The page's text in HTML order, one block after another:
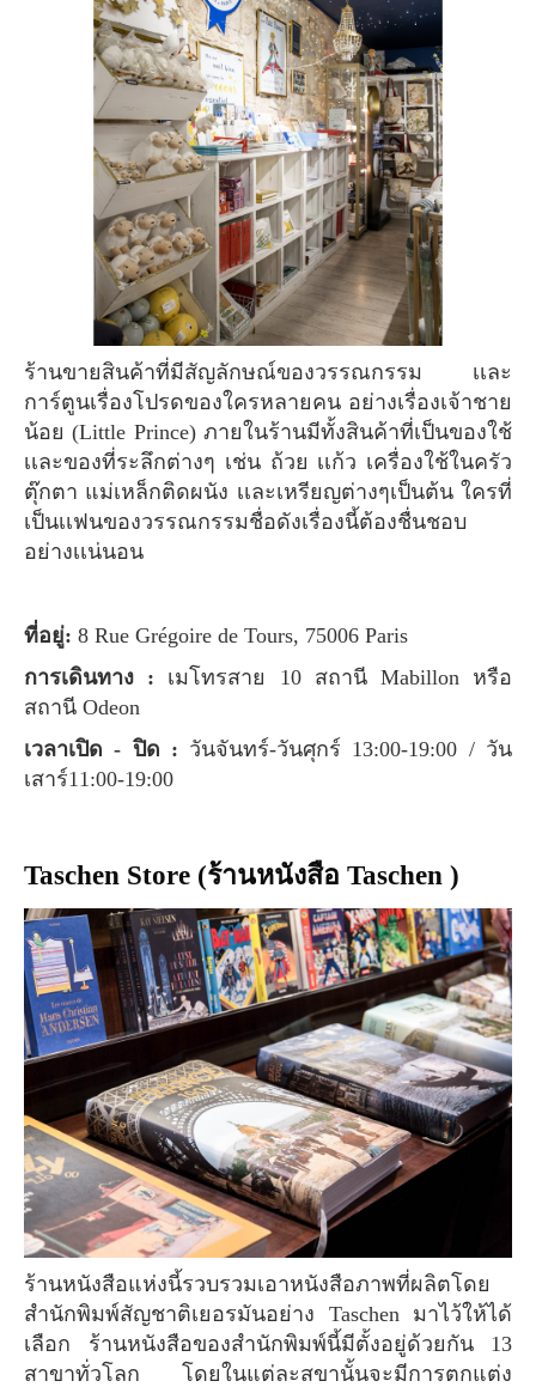
ร้านขายสินค้าที่มีสัญลักษณ์ของวรรณกรรม เเละ
การ์ตูนเรื่องโปรดของใครหลายคน อย่างเรื่องเจ้าชาย
น้อย (Little Prince) ภายในร้านมีทั้งสินค้าที่เป็นของใช้
เเละของที่ระลึกต่างๆ เช่น ถ้วย เเก้ว เครื่องใช้ในครัว
ตุ๊กตา แม่เหล็กติดผนัง เเละเหรียญต่างๆเป็นต้น ใครที่
เป็นเเฟนของวรรณกรรมชื่อดังเรื่องนี้ต้องชื่นชอบ
อย่างเเน่นอน
ที่อยู่: 8 Rue Grégoire de Tours, 75006 Paris
การเดินทาง : เมโทรสาย 10 สถานี Mabillon หรือ
สถานี Odeon
เวลาเปิด - ปิด : วันจันทร์-วันศุกร์ 13:00-19:00 / วัน
เสาร์11:00-19:00
Taschen Store (ร้านหนังสือ Taschen )
ร้านหนังสือแห่งนี้รวบรวมเอาหนังสือภาพที่ผลิตโดย
สำนักพิมพ์สัญชาติเยอรมันอย่าง Taschen มาไว้ให้ได้
เลือก ร้านหนังสือของสำนักพิมพ์นี้มีตั้งอยู่ด้วยกัน 13
สาขาทั่วโลก โดยในแต่ละสขานั้นจะมีการตกแต่ง